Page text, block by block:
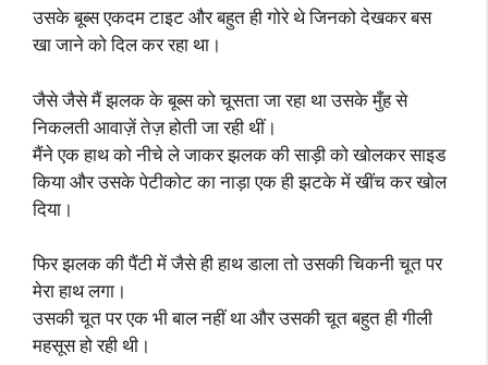
उसके बूब्स एकदम टाइट और बहुत ही गोरे थे जिनको देखकर बस
खा जाने को दिल कर रहा था।
जैसे जैसे मैं झलक के बूब्स को चूसता जा रहा था उसके मुँह से
निकलती आवाज़ें तेज़ होती जा रही थीं।
मैंने एक हाथ को नीचे ले जाकर झलक की साड़ी को खोलकर साइड
किया और उसके पेटीकोट का नाड़ा एक ही झटके में खींच कर खोल
दिया।
फिर झलक की पैंटी में जैसे ही हाथ डाला तो उसकी चिकनी चूत पर
मेरा हाथ लगा।
उसकी चूत पर एक भी बाल नहीं था और उसकी चूत बहुत ही गीली
महसूस हो रही थी।